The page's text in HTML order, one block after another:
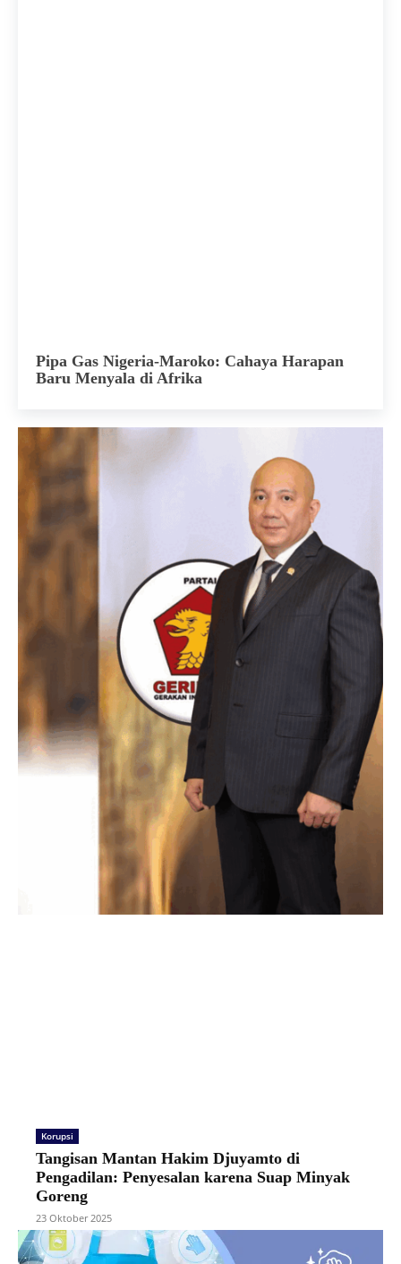
Pipa Gas Nigeria-Maroko: Cahaya Harapan
Baru Menyala di Afrika
Korupsi
Tangisan Mantan Hakim Djuyamto di
Pengadilan: Penyesalan karena Suap Minyak
Goreng
23 Oktober 2025